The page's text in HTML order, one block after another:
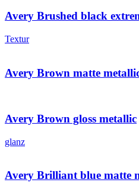
Avery Brushed black
Textur
Avery Brown matte
Avery Brown gloss metallic
glanz
Avery Brilliant blue matte